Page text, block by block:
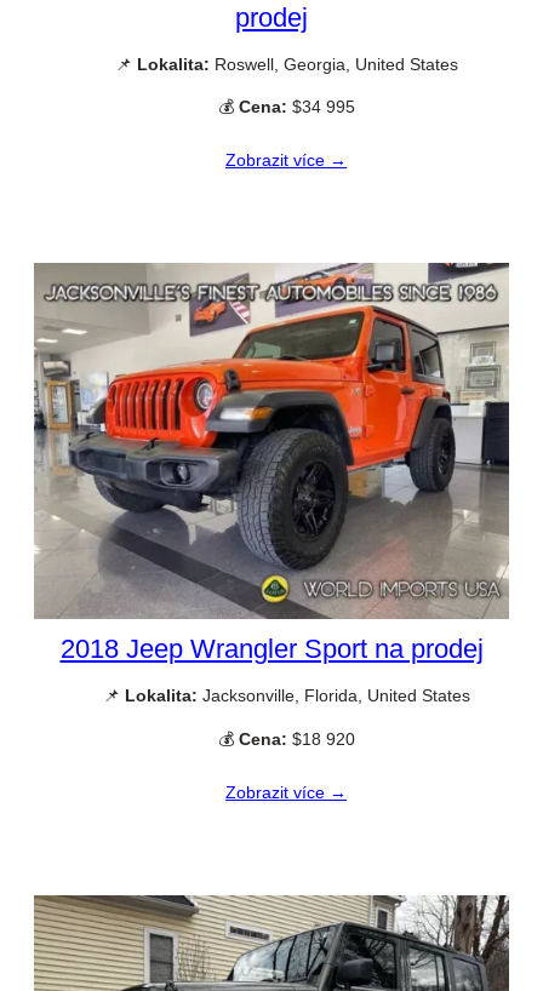
prodej
📌 Lokalita: Roswell, Georgia, United States
💰 Cena: $34 995
Zobrazit více →
2018 Jeep Wrangler Sport na prodej
📌 Lokalita: Jacksonville, Florida, United States
💰 Cena: $18 920
Zobrazit více →